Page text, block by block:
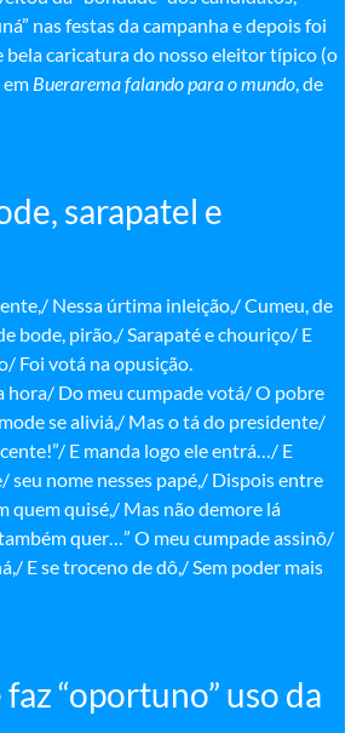
nas festas da campanha e depois foi
bela caricatura do nosso eleitor típico (o
Buerarema falando para o mundo, de
sarapatel e
Nessa úrtima inleição,/ Cumeu, de
bode, pirão,/ Sarapaté e chouriço/ E
Foi votá na opusição.
hora/ Do meu cumpade votá/ O pobre
se aliviá,/ Mas o tá do presidente/
E manda logo ele entrá…/ E
seu nome nesses papé,/ Dispois entre
quem quisé,/ Mas não demore lá
quer…” O meu cumpade assinô/
E se troceno de dô,/ Sem poder mais
“oportuno” uso da